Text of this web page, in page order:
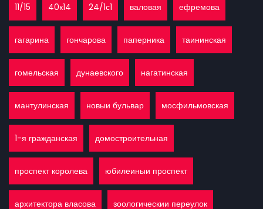
11/15 40к14 24/1с1 валовая ефремова
гагарина гончарова паперника таининская
гомельская дунаевского нагатинская
мантулинская новыи бульвар мосфильмовская
1-я гражданская домостроительная
проспект королева юбилеиныи проспект
архитектора власова зоологическии переулок